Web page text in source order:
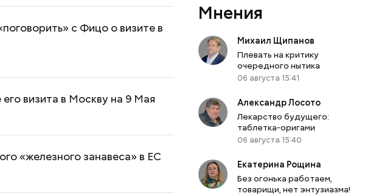
с Фицо о визите в
визита в Москву на 9 Мая
«железного занавеса» в ЕС
Мнения
Михаил Щипанов
Плевать на критику
очередного нытика
06 августа 15:41
Александр Лосото
Лекарство будущего:
таблетка-оригами
06 августа 15:40
Екатерина Рощина
Без огонька работаем,
товарищи, нет энтузиазма!